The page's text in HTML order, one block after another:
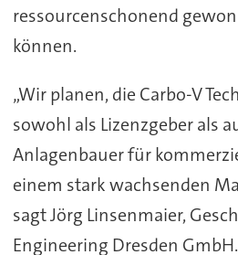
ressourcenschonend
können.
„Wir planen, die Carbo-V
sowohl als Lizenzgeber als
Anlagenbauer für
einem stark wachsenden
sagt Jörg Linsenmaier,
Engineering Dresden GmbH.